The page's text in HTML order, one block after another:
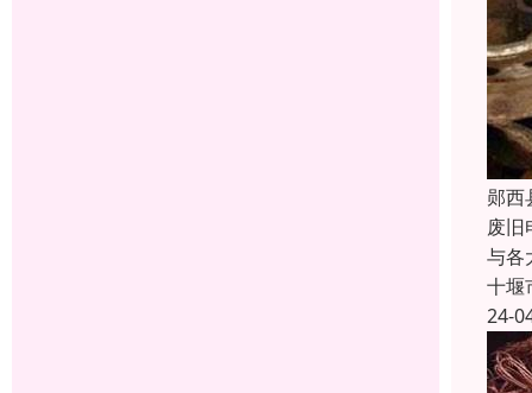
郧西
废旧
与各
十堰
24-